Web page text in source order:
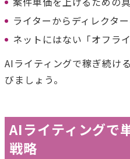
ライターからディレクタ
ネットにはない「オフラ
AIライティングで稼ぎ続け
びましょう。
AIライティングで
戦略